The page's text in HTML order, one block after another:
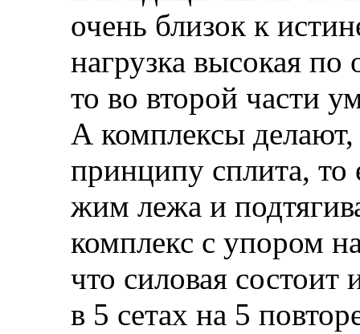
очень близок к
нагрузка высокая
то во второй части
А комплексы делают,
принципу сплита, то
жим лежа и
комплекс с упором
что силовая состоит
в 5 сетах на 5